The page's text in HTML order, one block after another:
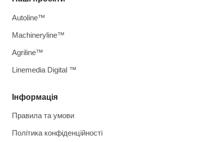
Інформація
Правила та умови
Політика конфіденційності
Autoline™
Machineryline™
Agriline™
Linemedia Digital ™